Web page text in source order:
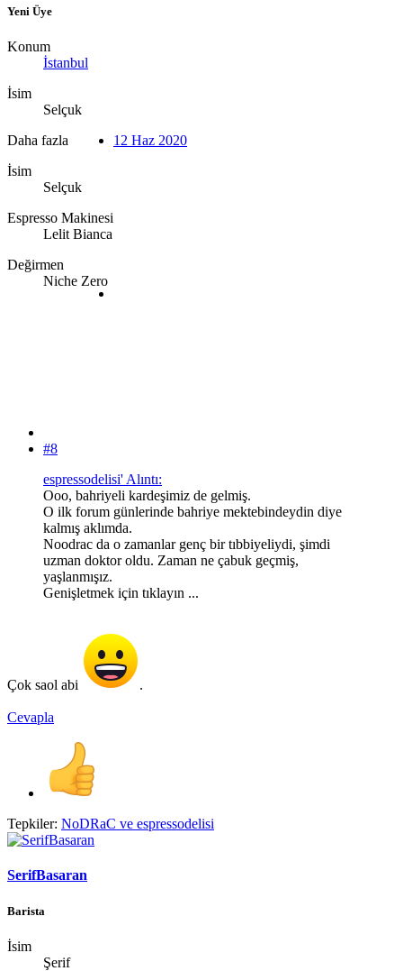
Yeni Üye
Konum
İstanbul
İsim
Selçuk
Daha fazla
İsim
Selçuk
Espresso Makinesi
Lelit Bianca
Değirmen
Niche Zero
12 Haz 2020
#8
espressodelisi' Alıntı:
Ooo, bahriyeli kardeşimiz de gelmiş.
O ilk forum günlerinde bahriye mektebindeydin diye
kalmış aklımda.
Noodrac da o zamanlar genç bir tıbbiyeliydi, şimdi
uzman doktor oldu. Zaman ne çabuk geçmiş,
yaşlanmışız.
Genişletmek için tıklayın ...
Çok saol abi .
Cevapla
Tepkiler: NoDRaC ve espressodelisi
SerifBasaran
Barista
İsim
Şerif